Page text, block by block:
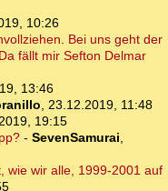
10:26
Bei uns geht der
fällt mir Sefton Delmar
13:46
23.12.2019, 11:48
19:15
- SevenSamurai
wie wir alle, 1999-2001 auf